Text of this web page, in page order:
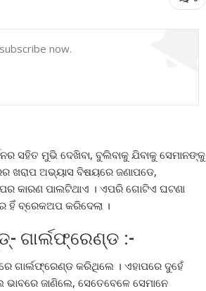
now.
ସହିତ ମୁଭି ଦେଖିବା, ବୁଲିବାକୁ ଯିବାକୁ ସେମାନଙ୍କୁ
ଖରାପ ଅଭ୍ୟାସ ବିଷୟରେ ଜଣାପଡେ,
କାରଣ ପାଲଟିଥାଏ । ଏପରି ଗୋଟିଏ ଘଟଣା
ହିଁ ବ୍ରେକଅପ କରିଦେଲା ।
ଗାର୍ଲଫ୍ରେଣ୍ଡ :-
ଗାର୍ଲଫ୍ରେଣ୍ଡ କରିଥିଲେ । ଏହାପରେ ଦୁହେଁ
ଜାଣିଲେ, ସେତେବେଳେ ସେମାନେ